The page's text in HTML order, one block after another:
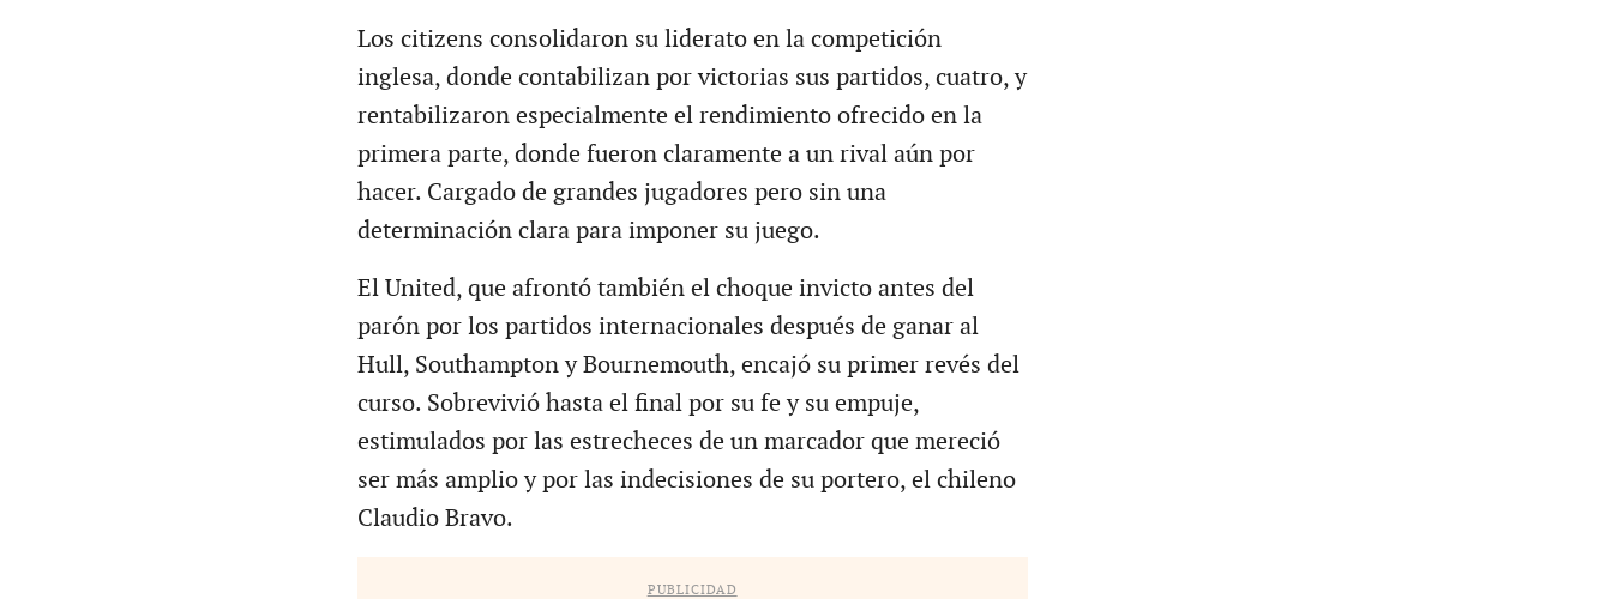
Los citizens consolidaron su liderato en la competición
inglesa, donde contabilizan por victorias sus partidos, cuatro, y
rentabilizaron especialmente el rendimiento ofrecido en la
primera parte, donde fueron claramente a un rival aún por
hacer. Cargado de grandes jugadores pero sin una
determinación clara para imponer su juego.
El United, que afrontó también el choque invicto antes del
parón por los partidos internacionales después de ganar al
Hull, Southampton y Bournemouth, encajó su primer revés del
curso. Sobrevivió hasta el final por su fe y su empuje,
estimulados por las estrecheces de un marcador que mereció
ser más amplio y por las indecisiones de su portero, el chileno
Claudio Bravo.
PUBLICIDAD